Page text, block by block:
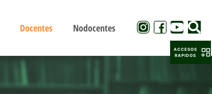
Docentes Nodocentes
ACCESOS
RAPIDOS